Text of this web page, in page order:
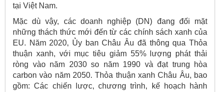
tại Việt Nam.
Mặc dù vậy, các doanh nghiệp (DN) đang đối mặt
những thách thức mới đến từ các chính sách xanh của
EU. Năm 2020, Ủy ban Châu Âu đã thông qua Thỏa
thuận xanh, với mục tiêu giảm 55% lượng phát thải
ròng vào năm 2030 so năm 1990 và đạt trung hòa
carbon vào năm 2050. Thỏa thuận xanh Châu Âu, bao
gồm: Các chiến lược, chương trình, kế hoạch hành